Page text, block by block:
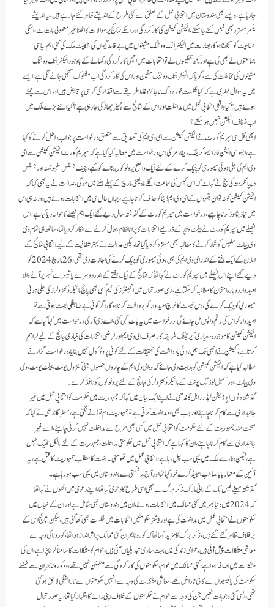
جارہا ہے،ویسے بھی ہندوستان میں انتخابی عمل کے تعلق سے کئی طرح کے اندیشے ظاہر کئے جا رہے ہیں،یہ اندیشے
یکسرمسترد بھی نہیں کئے جا سکتے،الیکشن کمیشن کی کارکردگی اور اسکے نتائج پر سوالات کا اٹھنا غیرمعمولی بات ہے،اسکی
حساسیت کو سمجھنا ہوگا،بھارت میں الیکٹرانک ووٹنگ مشینوں میں بے قاعدگیوں کی شکایت ملک کی کئی اہم سیاسی
جماعتوں نے بھی کی ہے اور کچھ تنظیموں نے تو انتخابات میں اچھی کارکردگی دکھانے کے باوجود الیکٹرانک ووٹنگ
مشینوں کی مخالفت کی ہے، گویا کہ الیکٹرانک ووٹنگ مشین اور اس کی کارکردگی اب مشکوک سمجھی جانے لگی ہے،ایسے
میں یہ سوال فطری ہے کہ کیا شکست خورہ لوگ ناجائز و غلط طریقے سے اقتدار کی کرسی پر قابض ہیں اوراس سے چمٹے
ہوئے ہیں؟کیا واقعی انتخابی عمل میں مداخلت اور اس کے نتائج سے چھیڑ چھاڑ کی جا رہی ہے؟کیا اتنے بڑے ملک میں
اب شفاف الیکشن نہیں ہوسکتے؟
ابھی کل ہی سپریم کورٹ نے الیکشن کمیشن سے ای وی ایم کی تصدیق سے متعلق درخواست پر جواب داخل کرنے کو کہا
ہے،ایسوسی ایشن فار ڈیموکریٹک ریفارمز کی اس درخواست میں مطالبہ کیا گیا ہے کہ سپریم کورٹ الیکشن کمیشن سے ای
وی ایم کی جلی ہوئی میموری کو چیک کرنے کے لئے ایک واضح پروٹو کول بنانے کو کہے،چیف جسٹس سنجیو کھنہ اور جسٹس
دیپانکر دتہ کی بنچ نے کہا ہے کہ اس کیس کی سماعت اگلے ماہ یعنی مارچ کے پہلے ہفتے میں ہوگی،عدالت نے یہ بھی کہا کہ
الیکشن کمیشن کو نہ تو ان جگہوں کے ای وی ایم ڈیٹا کو حذف کرنا چاہیے،جہاں حال ہی میں انتخابات ہوئے ہیں اور نہ ہی اس
میں نیا ڈیٹا لوڈ کرنا چاہیے،درخواست میں سپریم کورٹ کے گذشتہ سال دیے گئے ایک اہم فیصلے کا حوالہ دیا گیا ہے،اس
فیصلے میں سپریم کورٹ نے بیلٹ پیپر کے ذریعے انتخابات کا پرانا نظام بحال کرنے سے انکار کر دیا تھا،ساتھ ہی تمام وی
وی پیاٹ سلپس کوشمار کرنے کا مطالبہ بھی مسترد کردیا گیا تھا،لیکن عدالت نے بہتر شفافیت کے لیے انتخابی نتائج کے
اعلان کے ایک ہفتے کے اندر ای وی ایم کی جلی ہوئی میموری کو چیک کرنے کی اجازت دی تھی،26 مارچ 2024 کو
دیے گئے اپنے اس فیصلے میں سپریم کورٹ نے کہا تھا کہ نتائج کے ایک ہفتے کے اندر دوسرے یا تیسرے نمبر پر آنے والا
امیدوار دوبارہ امتحان کا مطالبہ کر سکتا ہے،ایسی صورتحال میں انجینئرز کی ٹیم کسی بھی پانچ مائیکرو کنٹرولرز کی جلی ہوئی
میموری کو چیک کرے گی،اس ٹیسٹ کا خرچ امیدوار کو برداشت کرنا ہوگا،اگر کوئی بے ضابطگی ثابت ہوتی ہے تو
امیدوارکو اس کی رقم واپس مل جائے گی،درخواست میں یہ بات کہی گئی، اے ڈی آر کی درخواست میں کہا گیا ہے کہ
الیکشن کمیشن کا موجودہ معیاری آپریٹنگ طریقہ کار صرف ای وی ایم اور فرضی انتخابات کی بنیادی جانچ کے لیے فراہم
کرتا ہے، کمیشن نے ابھی تک جلی ہوئی یادداشت کی تحقیقات کے لئے کوئی پروٹوکول نہیں بنایا،درخواست گزار نے
مطالبہ کیا ہے کہ الیکشن کمیشن کو ہدایت دی جائے کہ وہ ای وی ایم کے چاروں حصوں یعنی کنٹرول یونٹ،بیلٹ یونٹ،وی
وی پیاٹ،اور سمبل لوڈنگ یونٹ کے مائیکرو کنٹرولر کی جانچ کے لئے پروٹوکول کو نافذ کرے۔
گذشتہ دنوں اپوزیشن لیڈر راہل گاندھی نے اپنے ایک بیان میں کہا کہ جمہوریت میں حکومت کو انتخابی عمل میں غیر
جانبداری سے کام کرنا چاہئے اور جب بھی وہ مداخلت کرتی ہے تو جمہوریت دم توڑنے لگتی ہے،مسٹر گاندھی نے کہا کہ
صحت مند جمہوریت کے لئے حکومت کو انتخابی عمل میں کسی بھی طرح سے مداخلت نہیں کرنی چاہئے،اسے غیر
جانبداری سے کام کرنا چاہئے،ان کا کہنا ہے کہ انتخابی عمل میں حکومتی مداخلت، جمہوریت کے لئے بالکل ٹھیک نہیں
ہے،لیکن ہمارے ملک میں یہی سب چل رہا ہے،انتخابی عمل میں حکومتی مداخلت کا مطلب جمہوریت کا قتل ہے،یہ
آئین کے معمار بابا صاحب امبیڈکر نے خود کہا تھا اور آج بدقسمتی سے ہندوستان میں یہی سب ہو رہا ہے۔
گذشتہ مہینے فیس بک کے بانی مارک زکربرگ نے بھی اسی طرح کا دعوی کیا تھا،اپنے دعوی میں انھوں نے کہا تھا
کہ 2024 میں دنیا بھر میں کئی ممالک میں انتخابات ہوئے،ان میں ہندوستان بھی شامل ہے اور ان کے خیال میں
حکومتوں نے انتخابی عمل میں مداخلت کی ہے اور بیشتر حکومتیں انتخابات میں شکست بھی کھا گئی ہیں،لیکن نتائج اس کے
برخلاف ظاہر کئے گئے ہیں،زکر برگ کا مزید کہنا تھا کہ کورونا بحران کئی ممالک پر اثر انداز ہوا تھا، کورونا کی وجہ سے
معاشی مشکلات پیش آئی ہیں،عوامی زندگی میں بہت ساری تبدیلیاں آئی ہیں،عوام کو مشکلات کا سامنا کرنا پڑا ہے،ان کی
مشکلات میں اضافہ ہوا ہے، کئی ممالک میں عوام،حکومتوں کی کارکردگی سے مطمئن نہیں تھے،وہ کورونا بحران سے نمٹنے
حکومت کی پالیسیوں سے کافی ناراض تھے،معاشی مشکلات کی وجہ سے انہیں حکومتوں سے ناراضگی لاحق ہو گئی
تھی،ایسی کئی وجوہات تھیں جن کی وجہ سے عوام نے حکومتوں کے خلاف اپنی رائے کا اظہار کیا تھا،یہ صورتحال